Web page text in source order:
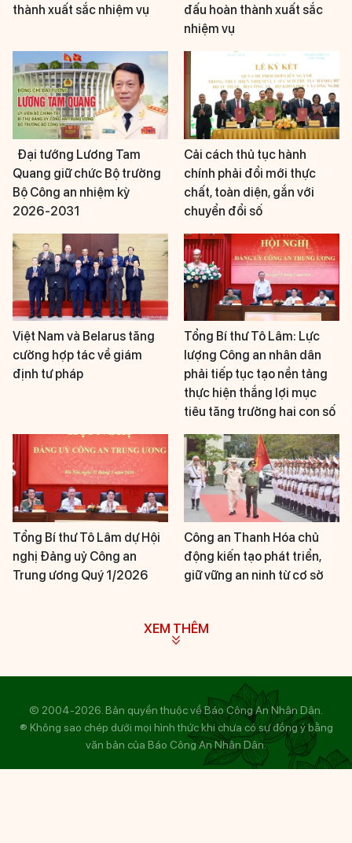
thành xuất sắc nhiệm vụ
đấu hoàn thành xuất sắc
nhiệm vụ
Đại tướng Lương Tam
Quang giữ chức Bộ trưởng
Bộ Công an nhiệm kỳ
2026-2031
Cải cách thủ tục hành
chính phải đổi mới thực
chất, toàn diện, gắn với
chuyển đổi số
Việt Nam và Belarus tăng
cường hợp tác về giám
định tư pháp
Tổng Bí thư Tô Lâm: Lực
lượng Công an nhân dân
phải tiếp tục tạo nền tảng
thực hiện thắng lợi mục
tiêu tăng trưởng hai con số
Tổng Bí thư Tô Lâm dự Hội
nghị Đảng uỷ Công an
Trung ương Quý 1/2026
Công an Thanh Hóa chủ
động kiến tạo phát triển,
giữ vững an ninh từ cơ sở
XEM THÊM
© 2004-2026. Bản quyền thuộc về Báo Công An Nhân Dân.
® Không sao chép dưới mọi hình thức khi chưa có sự đồng ý bằng
văn bản của Báo Công An Nhân Dân.